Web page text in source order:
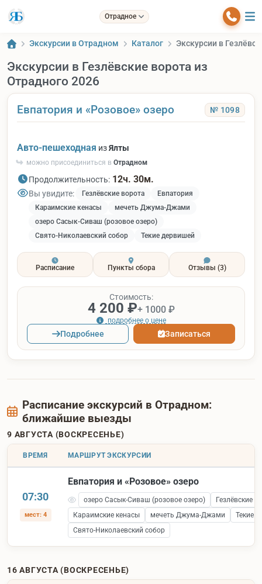
Отрадное
Экскурсии в Отрадном Каталог Экскурсии в
Экскурсии в Гезлёвские ворота из
Отрадного 2026
Евпатория и «Розовое» озеро № 1098
Авто-пешеходная изЯлты
можно присоединиться в Отрадном
Продолжительность: 12ч. 30м.
Вы увидите: Гезлёвские ворота
Евпатория
Караимские кенасы
мечеть Джума-Джами
озеро Сасык-Сиваш (розовое озеро)
Свято-Николаевский собор
Текие дервишей
Расписание Пункты сбора Отзывы (3)
Стоимость:
4 200 ₽+ 1000 ₽
подробнее о цене
Подробнее Записаться
Расписание экскурсий в Отрадном:
ближайшие выезды
9 АВГУСТА (ВОСКРЕСЕНЬЕ)
ВРЕМЯ МАРШРУТ ЭКСКУРСИИ
07:30
мест: 4
Евпатория и «Розовое» озеро
озеро Сасык-Сиваш (розовое озеро)
Гезлёвские
Караимские кенасы
мечеть Джума-Джами
Текие
Свято-Николаевский собор
16 АВГУСТА (ВОСКРЕСЕНЬЕ)